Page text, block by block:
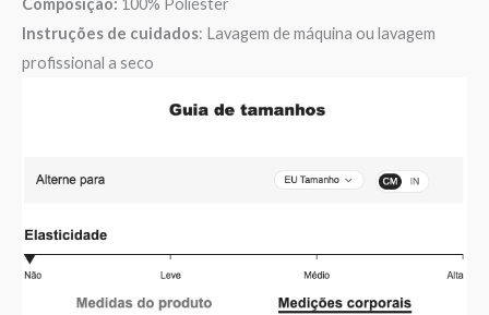
Instruções de cuidados: Lavagem de máquina ou lavagem
profissional a seco